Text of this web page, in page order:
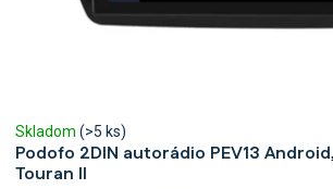
Podofo 2DIN autorádio PEV13
Touran II
Skladom (>5 ks)